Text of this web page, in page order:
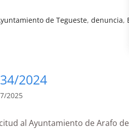
de Tegueste,denuncia,
2024
2025
al Ayuntamiento de